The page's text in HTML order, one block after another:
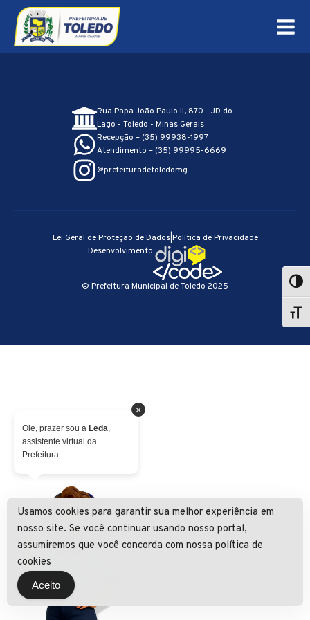
Rua Papa João Paulo II, 870 - JD do
Lago - Toledo - Minas Gerais
Recepção – (35) 99938-1997
Atendimento – (35) 99995-6669
@prefeituradetoledomg
© Prefeitura Municipal de Toledo 2025
Lei Geral de Proteção de Dados|Política de Privacidade
Desenvolvimento
×
Oie, prazer sou a Leda,
assistente virtual da
Prefeitura
Usamos cookies para garantir sua melhor experiência em
nosso site. Se você continuar usando nosso portal,
assumiremos que você concorda com nossa política de
cookies
Aceito